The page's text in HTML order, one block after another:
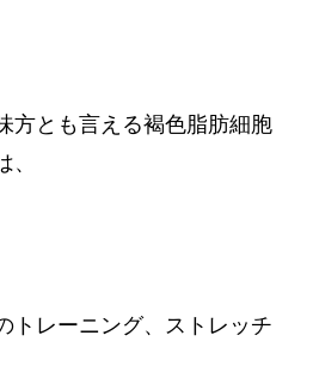
方とも言える褐色脂肪細胞
レーニング、ストレッチ